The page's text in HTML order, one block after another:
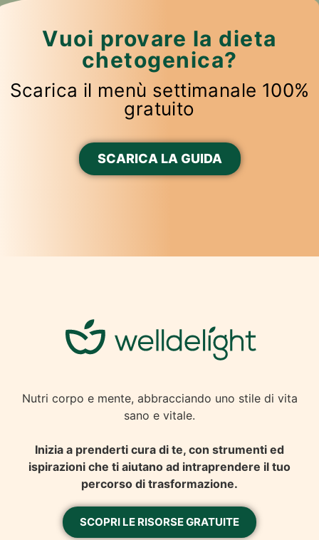
Vuoi provare la dieta
chetogenica?
Scarica il menù settimanale 100%
gratuito
SCARICA LA GUIDA
Nutri corpo e mente, abbracciando uno stile di vita
sano e vitale.
Inizia a prenderti cura di te, con strumenti ed
ispirazioni che ti aiutano ad intraprendere il tuo
percorso di trasformazione.
SCOPRI LE RISORSE GRATUITE